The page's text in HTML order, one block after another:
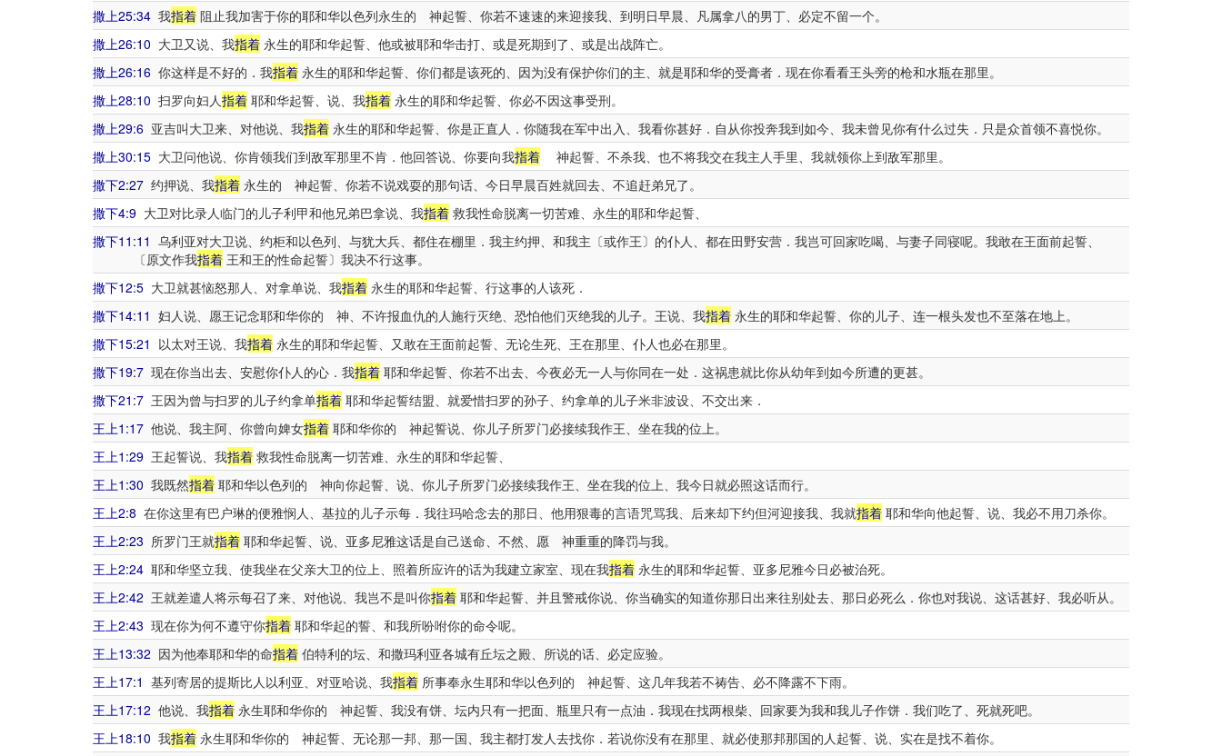
撒上25:34 我指着 阻止我加害于你的耶和华以色列永生的 神起誓、你若不速速的来迎接我、到明日早晨、凡属拿八的男丁、必定不留一个。
撒上26:10 大卫又说、我指着 永生的耶和华起誓、他或被耶和华击打、或是死期到了、或是出战阵亡。
撒上26:16 你这样是不好的．我指着 永生的耶和华起誓、你们都是该死的、因为没有保护你们的主、就是耶和华的受膏者．现在你看看王头旁的枪和水瓶在那里。
撒上28:10 扫罗向妇人指着 耶和华起誓、说、我指着 永生的耶和华起誓、你必不因这事受刑。
撒上29:6 亚吉叫大卫来、对他说、我指着 永生的耶和华起誓、你是正直人．你随我在军中出入、我看你甚好．自从你投奔我到如今、我未曾见你有什么过失．只是众首领不喜悦你。
撒上30:15 大卫问他说、你肯领我们到敌军那里不肯．他回答说、你要向我指着 神起誓、不杀我、也不将我交在我主人手里、我就领你上到敌军那里。
撒下2:27 约押说、我指着 永生的 神起誓、你若不说戏耍的那句话、今日早晨百姓就回去、不追赶弟兄了。
撒下4:9 大卫对比录人临门的儿子利甲和他兄弟巴拿说、我指着 救我性命脱离一切苦难、永生的耶和华起誓、
撒下11:11 乌利亚对大卫说、约柜和以色列、与犹大兵、都住在棚里．我主约押、和我主〔或作王〕的仆人、都在田野安营．我岂可回家吃喝、与妻子同寝呢。我敢在王面前起誓、
〔原文作我指着王和王的性命起誓〕我决不行这事。
撒下12:5 大卫就甚恼怒那人、对拿单说、我指着 永生的耶和华起誓、行这事的人该死．
撒下14:11 妇人说、愿王记念耶和华你的 神、不许报血仇的人施行灭绝、恐怕他们灭绝我的儿子。王说、我指着 永生的耶和华起誓、你的儿子、连一根头发也不至落在地上。
撒下15:21 以太对王说、我指着 永生的耶和华起誓、又敢在王面前起誓、无论生死、王在那里、仆人也必在那里。
撒下19:7 现在你当出去、安慰你仆人的心．我指着 耶和华起誓、你若不出去、今夜必无一人与你同在一处．这祸患就比你从幼年到如今所遭的更甚。
撒下21:7 王因为曾与扫罗的儿子约拿单指着 耶和华起誓结盟、就爱惜扫罗的孙子、约拿单的儿子米非波设、不交出来．
王上1:17 他说、我主阿、你曾向婢女指着 耶和华你的 神起誓说、你儿子所罗门必接续我作王、坐在我的位上。
王上1:29 王起誓说、我指着 救我性命脱离一切苦难、永生的耶和华起誓、
王上1:30 我既然指着 耶和华以色列的 神向你起誓、说、你儿子所罗门必接续我作王、坐在我的位上、我今日就必照这话而行。
王上2:8 在你这里有巴户琳的便雅悯人、基拉的儿子示每．我往玛哈念去的那日、他用狠毒的言语咒骂我、后来却下约但河迎接我、我就指着 耶和华向他起誓、说、我必不用刀杀你。
王上2:23 所罗门王就指着 耶和华起誓、说、亚多尼雅这话是自己送命、不然、愿 神重重的降罚与我。
王上2:24 耶和华坚立我、使我坐在父亲大卫的位上、照着所应许的话为我建立家室、现在我指着 永生的耶和华起誓、亚多尼雅今日必被治死。
王上2:42 王就差遣人将示每召了来、对他说、我岂不是叫你指着 耶和华起誓、并且警戒你说、你当确实的知道你那日出来往别处去、那日必死么．你也对我说、这话甚好、我必听从。
王上2:43 现在你为何不遵守你指着 耶和华起的誓、和我所吩咐你的命令呢。
王上13:32 因为他奉耶和华的命指着 伯特利的坛、和撒玛利亚各城有丘坛之殿、所说的话、必定应验。
王上17:1 基列寄居的提斯比人以利亚、对亚哈说、我指着 所事奉永生耶和华以色列的 神起誓、这几年我若不祷告、必不降露不下雨。
王上17:12 他说、我指着 永生耶和华你的 神起誓、我没有饼、坛内只有一把面、瓶里只有一点油．我现在找两根柴、回家要为我和我儿子作饼．我们吃了、死就死吧。
王上18:10 我指着 永生耶和华你的 神起誓、无论那一邦、那一国、我主都打发人去找你．若说你没有在那里、就必使那邦那国的人起誓、说、实在是找不着你。